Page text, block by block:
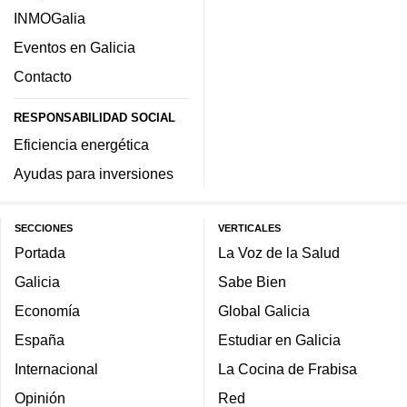
INMOGalia
Eventos en Galicia
Contacto
RESPONSABILIDAD SOCIAL
Eficiencia energética
Ayudas para inversiones
SECCIONES
Portada
Galicia
Economía
España
Internacional
Opinión
VERTICALES
La Voz de la Salud
Sabe Bien
Global Galicia
Estudiar en Galicia
La Cocina de Frabisa
Red